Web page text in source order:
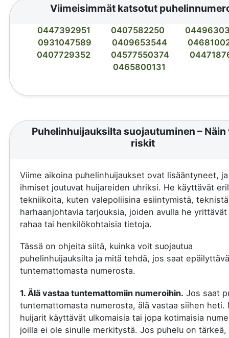
Viimeisimmät katsotut
0447392951 0407582250
0931047589
0409653544
0407729352
04577550374
0465800131
Puhelinhuijauksilta suojautuminen – Näin
riskit
Viime aikoina puhelinhuijaukset ovat lisääntyneet,
ihmiset joutuvat huijareiden uhriksi. He käyttävät
tekniikoita, kuten valepoliisina esiintymistä,
harhaanjohtavia tarjouksia, joiden avulla he yrittävät
rahaa tai henkilökohtaisia tietoja.
Tässä on ohjeita siitä, kuinka voit suojautua
puhelinhuijauksilta ja mitä tehdä, jos saat
tuntemattomasta numerosta.
1. Älä vastaa tuntemattomiin numeroihin. Jos saat
tuntemattomasta numerosta, älä vastaa siihen heti.
huijarit käyttävät ulkomaisia tai jopa kotimaisia
joilla ei ole sinulle merkitystä. Jos puhelu on